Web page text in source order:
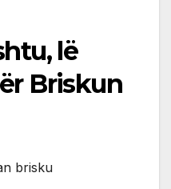
lë
Briskun
brisku